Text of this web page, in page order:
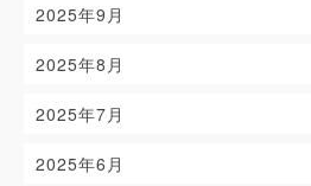
2025年9月
2025年8月
2025年7月
2025年6月